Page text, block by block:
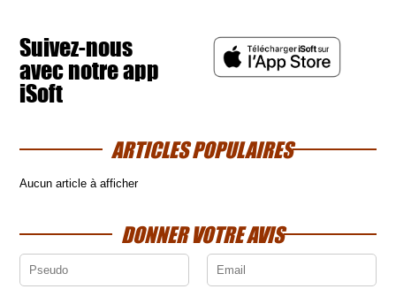
Suivez-nous
avec notre app
iSoft
ARTICLES POPULAIRES
Aucun article à afficher
DONNER VOTRE AVIS